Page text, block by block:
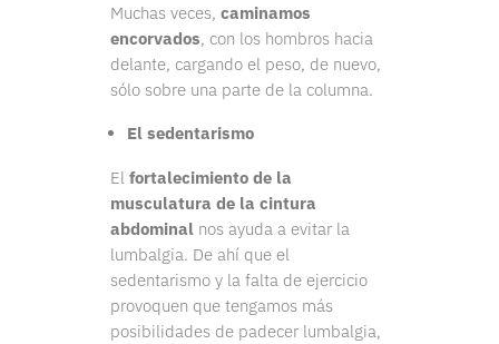
Muchas veces, caminamos
encorvados, con los hombros hacia
delante, cargando el peso, de nuevo,
sólo sobre una parte de la columna.
El sedentarismo
El fortalecimiento de la
musculatura de la cintura
abdominal nos ayuda a evitar la
lumbalgia. De ahí que el
sedentarismo y la falta de ejercicio
provoquen que tengamos más
posibilidades de padecer lumbalgia,